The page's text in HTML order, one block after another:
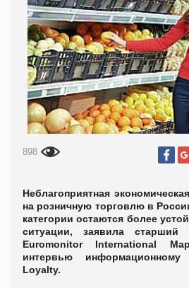
898
Неблагоприятная
на розничную торговлю в
категории остаются более
ситуации, заявила старший
Euromonitor International
интервью
Loyalty.